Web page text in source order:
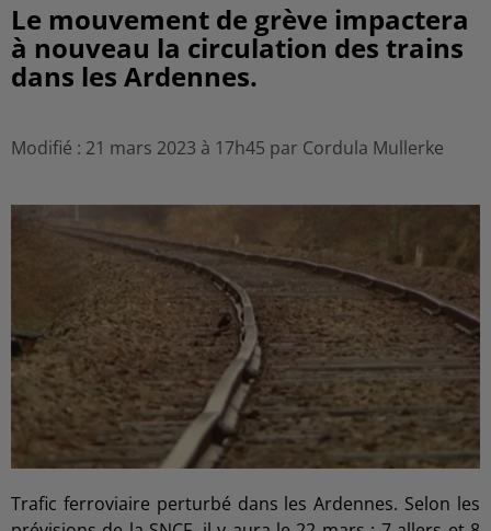
Le mouvement de grève impactera
à nouveau la circulation des trains
dans les Ardennes.
Modifié : 21 mars 2023 à 17h45 par Cordula Mullerke
Trafic ferroviaire perturbé dans les Ardennes. Selon les